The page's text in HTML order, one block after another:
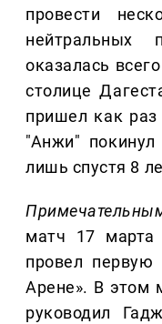
провести
оказалась
столице
пришел как
"Анжи"
лишь спустя 8
матч 17 марта
провел первую
Арене». В этом
руководил